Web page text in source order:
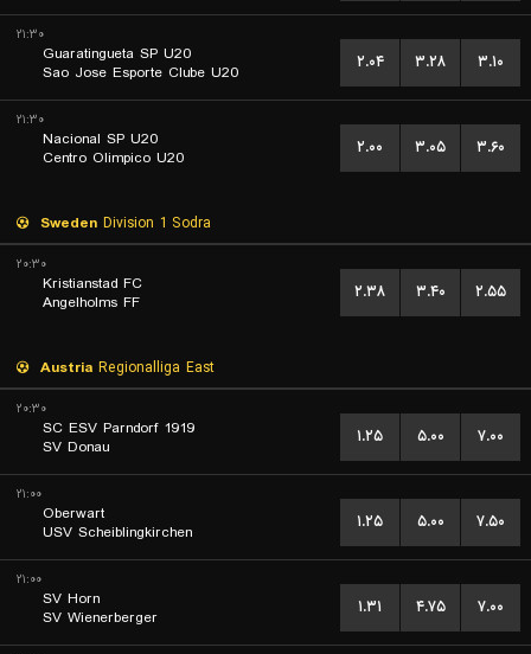
۲۱:۳۰
Guaratingueta SP U20
Sao Jose Esporte Clube U20
۲.۰۴ ۳.۲۸ ۳.۱۰
۲۱:۳۰
Nacional SP U20
Centro Olimpico U20
۲.۰۰ ۳.۰۵ ۳.۶۰
Sweden Division 1 Sodra
۲۰:۳۰
Kristianstad FC
Angelholms FF
۲.۳۸ ۳.۴۰ ۲.۵۵
Austria Regionalliga East
۲۰:۳۰
SC ESV Parndorf 1919
SV Donau
۱.۲۵ ۵.۰۰ ۷.۰۰
۲۱:۰۰
Oberwart
USV Scheiblingkirchen
۱.۲۵ ۵.۰۰ ۷.۵۰
۲۱:۰۰
SV Horn
SV Wienerberger
۱.۳۱ ۴.۷۵ ۷.۰۰